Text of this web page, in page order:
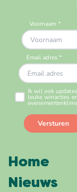
Home
Nieuws